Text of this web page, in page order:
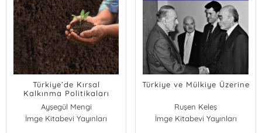
Türkiye’de Kırsal
Kalkınma Politikaları
Ayşegül Mengi
Ruşen Keleş
İmge Kitabevi Yayınları
Türkiye ve Mülkiye Üzerine
Ruşen Keleş
İmge Kitabevi Yayınları